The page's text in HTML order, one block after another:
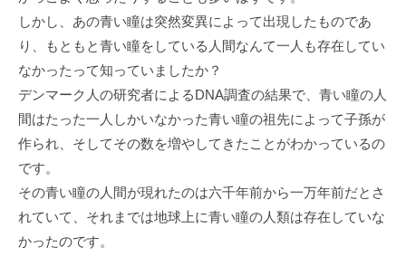
しかし、あの青い瞳は突然変異によって出現したものであ
り、もともと青い瞳をしている人間なんて一人も存在してい
なかったって知っていましたか？
デンマーク人の研究者によるDNA調査の結果で、青い瞳の人
間はたった一人しかいなかった青い瞳の祖先によって子孫が
作られ、そしてその数を増やしてきたことがわかっているの
です。
その青い瞳の人間が現れたのは六千年前から一万年前だとさ
れていて、それまでは地球上に青い瞳の人類は存在していな
かったのです。